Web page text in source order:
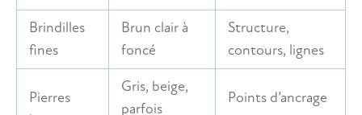
Brindilles
fines
Brun clair à
foncé
Structure,
contours, lignes
Pierres
Gris, beige,
parfois
Points d’ancrage